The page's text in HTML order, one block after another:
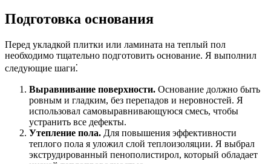
Подготовка основания
Перед укладкой плитки или ламината на теплый пол
необходимо тщательно подготовить основание. Я выполнил
следующие шаги⁚
Выравнивание поверхности. Основание должно быть
ровным и гладким, без перепадов и неровностей. Я
использовал самовыравнивающуюся смесь, чтобы
устранить все дефекты.
Утепление пола. Для повышения эффективности
теплого пола я уложил слой теплоизоляции. Я выбрал
экструдированный пенополистирол, который обладает